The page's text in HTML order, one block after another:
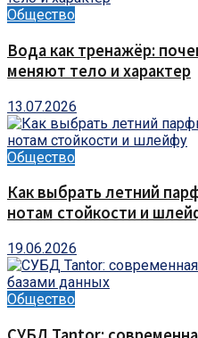
Общество
Вода как тренажёр:
меняют тело и характер
13.07.2026
Общество
Как выбрать летний
нотам стойкости и
19.06.2026
Общество